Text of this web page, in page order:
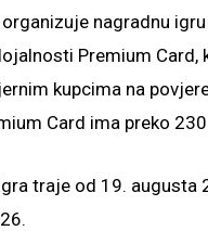
nagradnu
Premium Card,
kupcima na
Card ima preko
traje od 19. augusta